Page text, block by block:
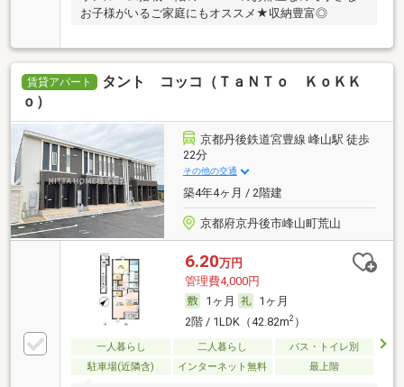
お子様がいるご家庭にもオススメ★収納豊富◎
賃貸アパート
タント コッコ（ＴａＮＴｏ ＫｏＫＫ
ｏ）
京都丹後鉄道宮豊線 峰山駅 徒歩
22分
その他の交通
築4年4ヶ月 / 2階建
京都府京丹後市峰山町荒山
6.20万円
管理費4,000円
1ヶ月
1ヶ月
2階 / 1LDK（42.82m2）
一人暮らし 二人暮らし
バス・トイレ別
駐車場(近隣含)
インターネット無料 最上階